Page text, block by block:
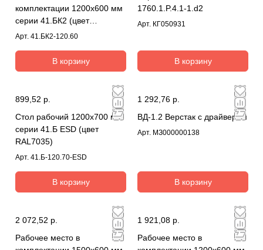
комплектации 1200х600 мм
серии 41.БК2 (цвет
RAL7035)
Арт. 41.БК2-120.60
В корзину
1760.1.P.4.1-1.d2
Арт. КГ050931
В корзину
899,52 р.
Стол рабочий 1200х700 мм
серии 41.Б ESD (цвет
RAL7035)
Арт. 41.Б-120.70-ESD
В корзину
1 292,76 р.
ВД-1.2 Верстак с драйвером
Арт. МЗ000000138
В корзину
2 072,52 р.
Рабочее место в
1 921,08 р.
Рабочее место в